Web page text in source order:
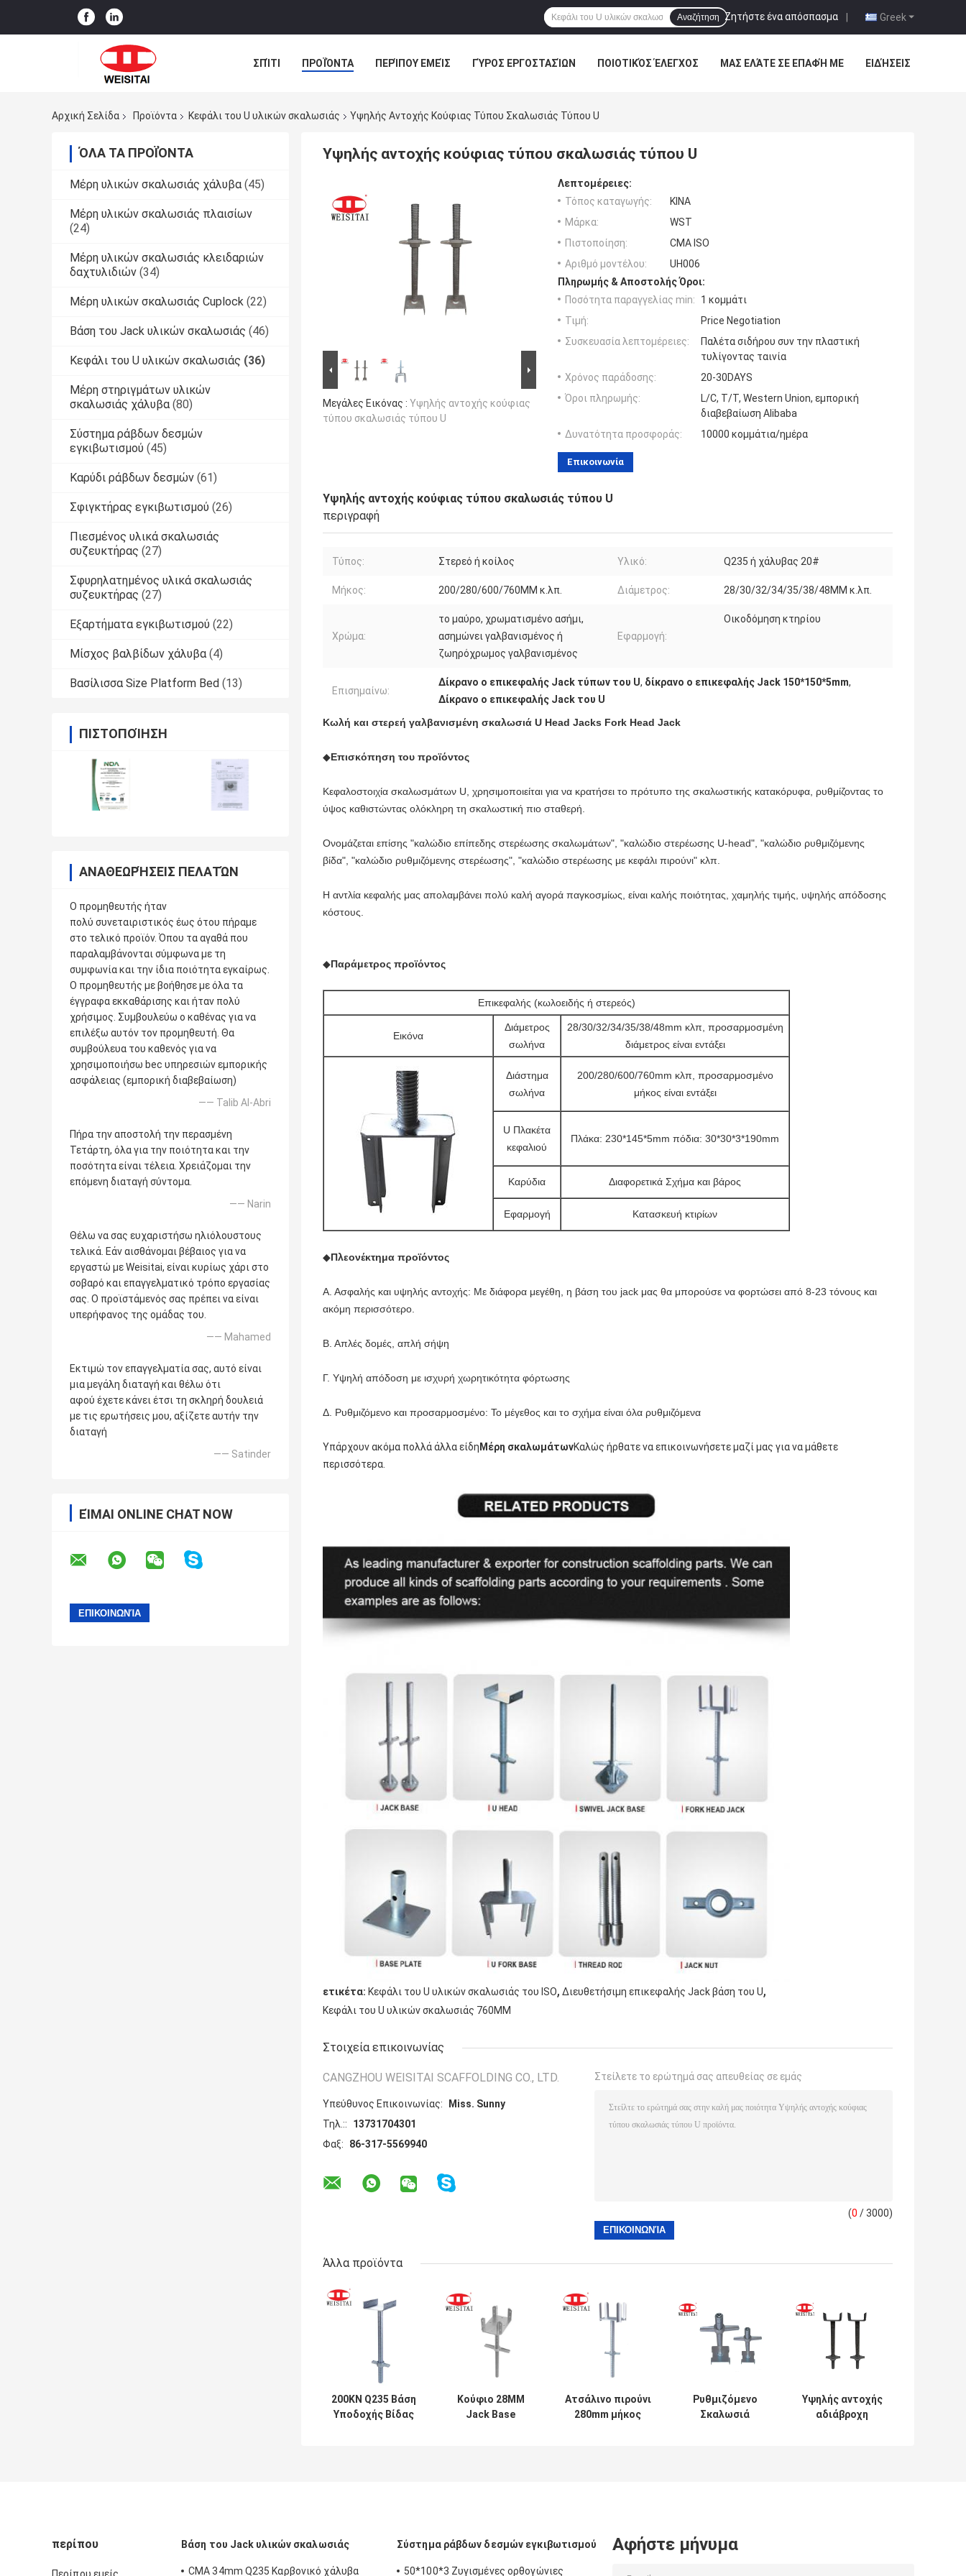
Greek
Ζητήστε ένα απόσπασμα |
Αναζήτηση
ΣΠΊΤΙ ΠΡΟΪΌΝΤΑ ΠΕΡΊΠΟΥ ΕΜΕΊΣ ΓΎΡΟΣ ΕΡΓΟΣΤΑΣΊΩΝ ΠΟΙΟΤΙΚΌΣ ΈΛΕΓΧΟΣ ΜΑΣ ΕΛΆΤΕ ΣΕ ΕΠΑΦΉ ΜΕ ΕΙΔΉΣΕΙΣ
Αρχική Σελίδα
Προϊόντα Κεφάλι του U υλικών σκαλωσιάς Υψηλής Αντοχής Κούφιας Τύπου Σκαλωσιάς Τύπου U
ΌΛΑ ΤΑ ΠΡΟΪΌΝΤΑ
Μέρη υλικών σκαλωσιάς χάλυβα (45)
Μέρη υλικών σκαλωσιάς πλαισίων
(24)
Μέρη υλικών σκαλωσιάς κλειδαριών
δαχτυλιδιών (34)
Μέρη υλικών σκαλωσιάς Cuplock (22)
Βάση του Jack υλικών σκαλωσιάς (46)
Κεφάλι του U υλικών σκαλωσιάς (36)
Μέρη στηριγμάτων υλικών
σκαλωσιάς χάλυβα (80)
Σύστημα ράβδων δεσμών
εγκιβωτισμού (45)
Καρύδι ράβδων δεσμών (61)
Σφιγκτήρας εγκιβωτισμού (26)
Πιεσμένος υλικά σκαλωσιάς
συζευκτήρας (27)
Σφυρηλατημένος υλικά σκαλωσιάς
συζευκτήρας (27)
Εξαρτήματα εγκιβωτισμού (22)
Μίσχος βαλβίδων χάλυβα (4)
Βασίλισσα Size Platform Bed (13)
ΠΙΣΤΟΠΟΊΗΣΗ
ΑΝΑΘΕΩΡΉΣΕΙΣ ΠΕΛΑΤΏΝ
Ο προμηθευτής ήταν
πολύ συνεταιριστικός έως ότου πήραμε
στο τελικό προϊόν. Όπου τα αγαθά που
παραλαμβάνονται σύμφωνα με τη
συμφωνία και την ίδια ποιότητα εγκαίρως.
Ο προμηθευτής με βοήθησε με όλα τα
έγγραφα εκκαθάρισης και ήταν πολύ
χρήσιμος. Συμβουλεύω ο καθένας για να
επιλέξω αυτόν τον προμηθευτή. Θα
συμβούλευα του καθενός για να
χρησιμοποιήσω bec υπηρεσιών εμπορικής
ασφάλειας (εμπορική διαβεβαίωση)
—— Talib Al-Abri
Πήρα την αποστολή την περασμένη
Τετάρτη, όλα για την ποιότητα και την
ποσότητα είναι τέλεια. Χρειάζομαι την
επόμενη διαταγή σύντομα.
—— Narin
Θέλω να σας ευχαριστήσω ηλιόλουστους
τελικά. Εάν αισθάνομαι βέβαιος για να
εργαστώ με Weisitai, είναι κυρίως χάρι στο
σοβαρό και επαγγελματικό τρόπο εργασίας
σας. Ο προϊστάμενός σας πρέπει να είναι
υπερήφανος της ομάδας του.
—— Mahamed
Εκτιμώ τον επαγγελματία σας, αυτό είναι
μια μεγάλη διαταγή και θέλω ότι
αφού έχετε κάνει έτσι τη σκληρή δουλειά
με τις ερωτήσεις μου, αξίζετε αυτήν την
διαταγή
—— Satinder
ΕΊΜΑΙ ONLINE CHAT NOW
Υψηλής αντοχής κούφιας τύπου σκαλωσιάς τύπου U
Μεγάλες Εικόνας : Υψηλής αντοχής κούφιας
τύπου σκαλωσιάς τύπου U
Λεπτομέρειες:
Τόπος καταγωγής:
ΚΙΝΑ
Μάρκα:
WST
Πιστοποίηση:
CMA ISO
Αριθμό μοντέλου:
UH006
Πληρωμής & Αποστολής Όροι:
Ποσότητα παραγγελίας min:
1 κομμάτι
Τιμή:
Price Negotiation
Συσκευασία λεπτομέρειες:
Παλέτα σιδήρου συν την πλαστική
τυλίγοντας ταινία
Χρόνος παράδοσης:
20-30DAYS
Όροι πληρωμής:
L/C, T/T, Western Union, εμπορική
διαβεβαίωση Alibaba
Δυνατότητα προσφοράς:
10000 κομμάτια/ημέρα
Επικοινωνία
Υψηλής αντοχής κούφιας τύπου σκαλωσιάς τύπου U
περιγραφή
Τύπος: Στερεό ή κοίλος Υλικό: Q235 ή χάλυβας 20#
Μήκος: 200/280/600/760MM κ.λπ. Διάμετρος: 28/30/32/34/35/38/48MM κ.λπ.
Χρώμα:
το μαύρο, χρωματισμένο ασήμι,
ασημώνει γαλβανισμένος ή
ζωηρόχρωμος γαλβανισμένος
Εφαρμογή:
Οικοδόμηση κτηρίου
Επισημαίνω:
Δίκρανο ο επικεφαλής Jack τύπων του U, δίκρανο ο επικεφαλής Jack 150*150*5mm,
Δίκρανο ο επικεφαλής Jack του U
Κωλή και στερεή γαλβανισμένη σκαλωσιά U Head Jacks Fork Head Jack
◆Επισκόπηση του προϊόντος
Κεφαλοστοιχία σκαλωσμάτων U, χρησιμοποιείται για να κρατήσει το πρότυπο της σκαλωστικής κατακόρυφα, ρυθμίζοντας το
ύψος καθιστώντας ολόκληρη τη σκαλωστική πιο σταθερή.
Ονομάζεται επίσης "καλώδιο επίπεδης στερέωσης σκαλωμάτων", "καλώδιο στερέωσης U-head", "καλώδιο ρυθμιζόμενης
βίδα", "καλώδιο ρυθμιζόμενης στερέωσης", "καλώδιο στερέωσης με κεφάλι πιρούνι" κλπ.
Η αντλία κεφαλής μας απολαμβάνει πολύ καλή αγορά παγκοσμίως, είναι καλής ποιότητας, χαμηλής τιμής, υψηλής απόδοσης
κόστους.
◆Παράμετρος προϊόντος
Επικεφαλής (κωλοειδής ή στερεός)
Εικόνα
Διάμετρος
σωλήνα
28/30/32/34/35/38/48mm κλπ, προσαρμοσμένη
διάμετρος είναι εντάξει
Διάστημα
σωλήνα
200/280/600/760mm κλπ, προσαρμοσμένο
μήκος είναι εντάξει
U Πλακέτα
κεφαλιού
Πλάκα: 230*145*5mm πόδια: 30*30*3*190mm
Καρύδια Διαφορετικά Σχήμα και βάρος
Εφαρμογή Κατασκευή κτιρίων
◆Πλεονέκτημα προϊόντος
Α. Ασφαλής και υψηλής αντοχής: Με διάφορα μεγέθη, η βάση του jack μας θα μπορούσε να φορτώσει από 8-23 τόνους και
ακόμη περισσότερο.
Β. Απλές δομές, απλή σήψη
Γ. Υψηλή απόδοση με ισχυρή χωρητικότητα φόρτωσης
Δ. Ρυθμιζόμενο και προσαρμοσμένο: Το μέγεθος και το σχήμα είναι όλα ρυθμιζόμενα
Υπάρχουν ακόμα πολλά άλλα είδη Μέρη σκαλωμάτωνΚαλώς ήρθατε να επικοινωνήσετε μαζί μας για να μάθετε
περισσότερα.
ετικέτα: Κεφάλι του U υλικών σκαλωσιάς του ISO, Διευθετήσιμη επικεφαλής Jack βάση του U,
Κεφάλι του U υλικών σκαλωσιάς 760MM
Στοιχεία επικοινωνίας
CANGZHOU WEISITAI SCAFFOLDING CO., LTD.
Υπεύθυνος Επικοινωνίας:
Miss. Sunny
Τηλ.::
13731704301
Φαξ:
86-317-5569940
Στείλετε το ερώτημά σας απευθείας σε εμάς
(0 / 3000)
Άλλα προϊόντα
200KN Q235 Βάση
Υποδοχής Βίδας
Κούφιο 28MM
Jack Base
Ατσάλινο πιρούνι
280mm μήκος
Ρυθμιζόμενο
Σκαλωσιά
Υψηλής αντοχής
αδιάβροχη
περίπου Βάση του Jack υλικών σκαλωσιάς
CMA 34mm Q235 Καρβονικό χάλυβα
Σύστημα ράβδων δεσμών εγκιβωτισμού
50*100*3 Ζυγισμένες ορθογώνιες
Αφήστε μήνυμα